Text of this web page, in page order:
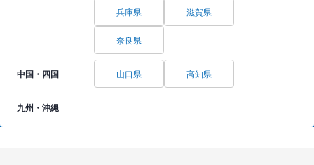
兵庫県 滋賀県
奈良県
中国・四国 山口県 高知県
九州・沖縄